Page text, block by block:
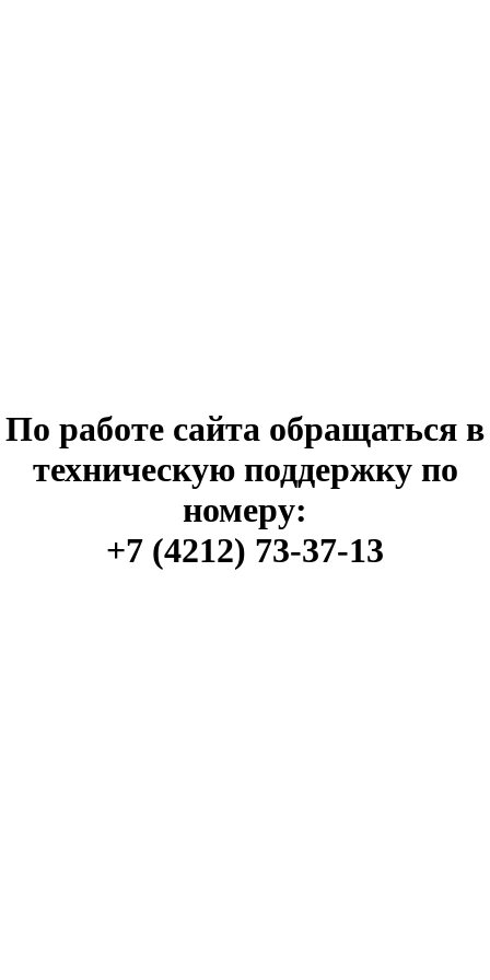
По работе сайта обращаться в
техническую поддержку по
номеру:
+7 (4212) 73-37-13